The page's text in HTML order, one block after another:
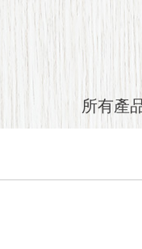
所有產